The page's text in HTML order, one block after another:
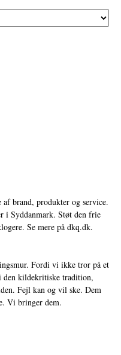
brand, produkter og service.
i Syddanmark. Støt den frie
Se mere på dkq.dk.
Fordi vi ikke tror på et
den kildekritiske tradition,
Fejl kan og vil ske. Dem
Vi bringer dem.